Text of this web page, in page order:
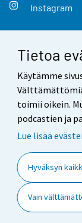
Tietoa
Käytämme
toimii oikein.
podcastien ja
Lue lisää
Hyväksyn
Vain
Instagram
Yhteystiedot
Palaute
Käyttöehdot
Tietoa